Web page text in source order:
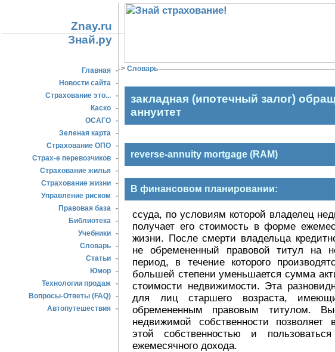
Znay.ru
Знай.ру
Главная -
Новости сайта -
Страхование это... -
Каско -
ОСАГО -
Зеленая карта -
Страхование ОПО -
Страх-е перевозчиков -
Страхование жилья -
Страхование жизни -
Управление риском
-
Правовая база -
Библиотека -
Учебники -
Словарь -
Статьи -
Юмор -
Технологии продаж -
Вопросы-Ответы (FAQ) -
Автопутешествия -
> Словарь
закладная (ипотечный залог)
аннуитет
reverse-annuity mortgage (RAM)
В финансовом планировании:
ссуда, по условиям которой владелец
получает его стоимость в форме
жизни. После смерти владельца
не обремененный правовой титул на
период, в течение которого
большей степени уменьшается сумма
стоимости недвижимости. Эта
для лиц старшего возраста,
обремененным правовым титулом.
недвижимой собственности позволяет
этой собственностью и
ежемесячного дохода.